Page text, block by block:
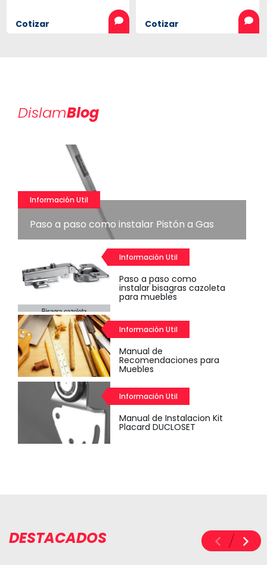
Cotizar Cotizar
DislamBlog
Información Util
Paso a paso como instalar Pistón a Gas
Información Util
Paso a paso como
instalar bisagras cazoleta
para muebles
Información Util
Manual de
Recomendaciones para
Muebles
Información Util
Manual de Instalacion Kit
Placard DUCLOSET
DESTACADOS